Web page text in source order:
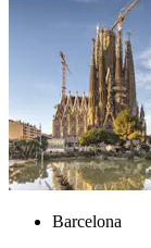
Barcelona